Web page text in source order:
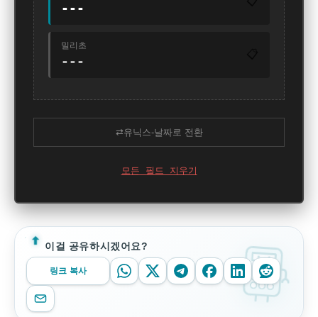
---
밀리초
---
⇄유닉스-날짜로 전환
모든 필드 지우기
이걸 공유하시겠어요?
링크 복사